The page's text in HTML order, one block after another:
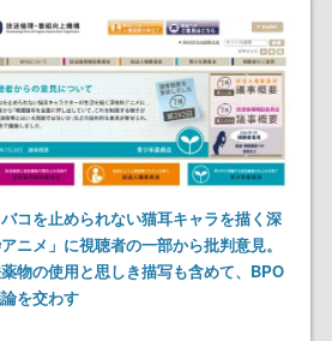
バコを止められない猫耳キャラを描く深
ニメ」に視聴者の一部から批判意見。
物の使用と思しき描写も含めて、BPO
を交わす